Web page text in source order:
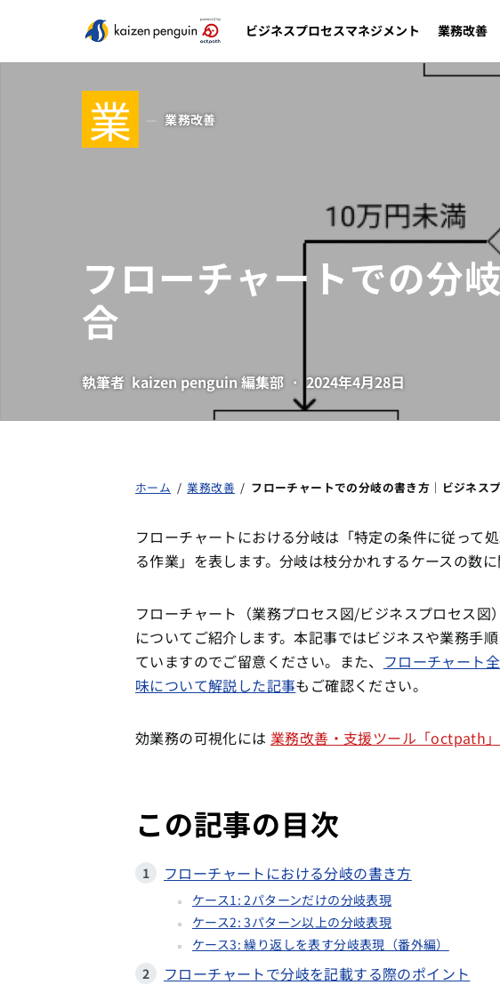
ビジネスプロセスマネジメント 業務改善
業 業務改善
フローチャートでの分
合
執筆者 kaizen penguin 編集部 2024年4月28日
ホーム / 業務改善 / フローチャートでの分岐の書き方｜ビジネス
フローチャートにおける分岐は「特定の条件に従って
る作業」を表します。分岐は枝分かれするケースの数に
フローチャート（業務プロセス図/ビジネスプロセス
についてご紹介します。本記事ではビジネスや業務手
ていますのでご留意ください。また、 フローチャート
味について解説した記事もご確認ください。
効業務の可視化には 業務改善・支援ツール「octpath」
この記事の目次
フローチャートにおける分岐の書き方
ケース1: 2パターンだけの分岐表現
ケース2: 3パターン以上の分岐表現
ケース3: 繰り返しを表す分岐表現（番外編）
フローチャートで分岐を記載する際のポイント